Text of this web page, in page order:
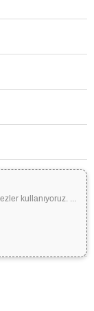
kullanıyoruz. ...
tüm bilgiler yalnızca
Yatırım
ve nitelikli bir finansal
herhangi bir